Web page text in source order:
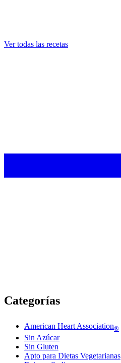
Ver todas las recetas
Categorías
American Heart Association®
Sin Azúcar
Sin Gluten
Apto para Dietas Vegetarianas